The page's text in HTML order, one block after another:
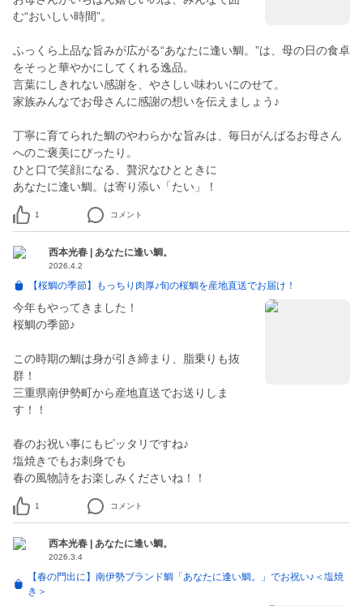
む“おいしい時間”。
ふっくら上品な旨みが広がる“あなたに逢い鯛。”は、母の日の食卓
をそっと華やかにしてくれる逸品。
言葉にしきれない感謝を、やさしい味わいにのせて。
家族みんなでお母さんに感謝の想いを伝えましょう♪
丁寧に育てられた鯛のやわらかな旨みは、毎日がんばるお母さん
へのご褒美にぴったり。
ひと口で笑顔になる、贅沢なひとときに
あなたに逢い鯛。は寄り添い「たい」！
1 コメント
西本光春 | あなたに逢い鯛。
2026.4.2
【桜鯛の季節】もっちり肉厚♪旬の桜鯛を産地直送でお届け！
今年もやってきました！
桜鯛の季節♪
この時期の鯛は身が引き締まり、脂乗りも抜
群！
三重県南伊勢町から産地直送でお送りしま
す！！
春のお祝い事にもピッタリですね♪
塩焼きでもお刺身でも
春の風物詩をお楽しみくださいね！！
1 コメント
西本光春 | あなたに逢い鯛。
2026.3.4
【春の門出に】南伊勢ブランド鯛「あなたに逢い鯛。」でお祝い♪＜塩焼
き＞